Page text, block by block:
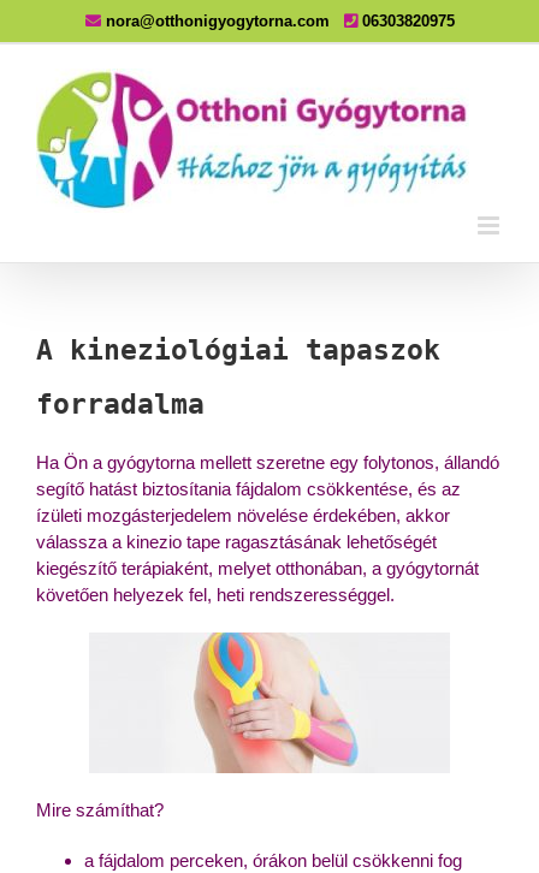
nora@otthonigyogytorna.com 06303820975
A kineziológiai tapaszok
forradalma
Ha Ön a gyógytorna mellett szeretne egy folytonos, állandó
segítő hatást biztosítania fájdalom csökkentése, és az
ízületi mozgásterjedelem növelése érdekében, akkor
válassza a kinezio tape ragasztásának lehetőségét
kiegészítő terápiaként, melyet otthonában, a gyógytornát
követően helyezek fel, heti rendszerességgel.
Mire számíthat?
a fájdalom perceken, órákon belül csökkenni fog